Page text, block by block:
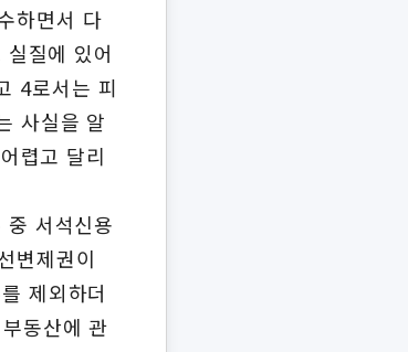
하면서 다
질에 있어
4로서는 피
사실을 알
렵고 달리
서석신용
변제권이
제외하더
동산에 관